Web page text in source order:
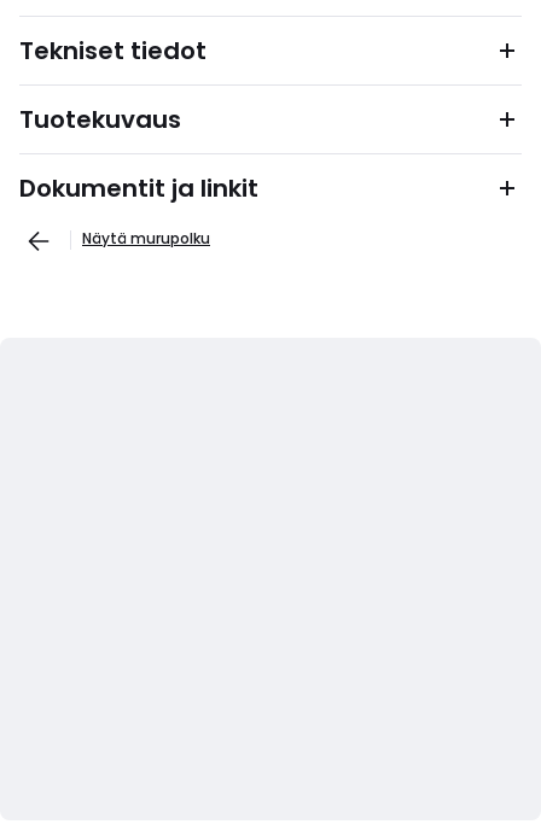
Tekniset tiedot
Tuotekuvaus
Dokumentit ja linkit
Näytä murupolku